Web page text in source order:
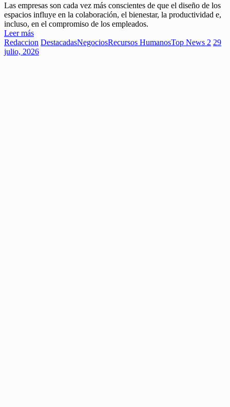
Las empresas son cada vez más conscientes de que el diseño de los
espacios influye en la colaboración, el bienestar, la productividad e,
incluso, en el compromiso de los empleados.
Leer más
Redaccion DestacadasNegociosRecursos HumanosTop News 2 29
julio, 2026